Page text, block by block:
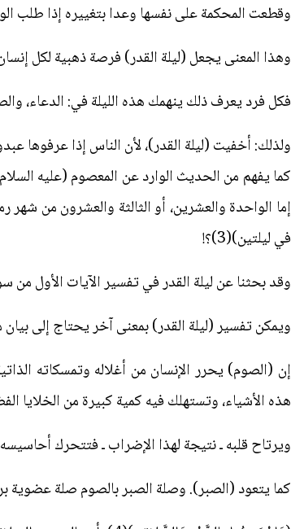
وقطعت المحكمة على نفسها وعدا بتغييره إذا طلب
وهذا المعنى يجعل (ليلة القدر) فرصة ذهبية لكل
فكل فرد يعرف ذلك ينهمك هذه الليلة في: الدعاء،
ولذلك: أخفيت (ليلة القدر)، لأن الناس إذا عرفوها
كما يفهم من الحديث الوارد عن المعصوم (عليه
إما الواحدة والعشرين، أو الثالثة والعشرون من
في ليلتين)(3)؟!
وقد بحثنا عن ليلة القدر في تفسير الآيات الأول من
ويمكن تفسير (ليلة القدر) بمعنى آخر يحتاج إلى
إن (الصوم) يحرر الإنسان من أغلاله وتمسكاته
هذه الأشياء، وتستهلك فيه كمية كبيرة من الخلايا
ويرتاح قلبه ـ نتيجة لهذا الإضراب ـ فتتحرك
كما يتعود (الصبر). وصلة الصبر بالصوم صلة عضوية